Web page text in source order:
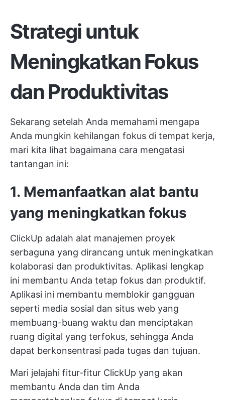
Strategi untuk
Meningkatkan Fokus
dan Produktivitas
Sekarang setelah Anda memahami mengapa
Anda mungkin kehilangan fokus di tempat kerja,
mari kita lihat bagaimana cara mengatasi
tantangan ini:
1. Memanfaatkan alat bantu
yang meningkatkan fokus
ClickUp adalah alat manajemen proyek
serbaguna yang dirancang untuk meningkatkan
kolaborasi dan produktivitas. Aplikasi lengkap
ini membantu Anda tetap fokus dan produktif.
Aplikasi ini membantu memblokir gangguan
seperti media sosial dan situs web yang
membuang-buang waktu dan menciptakan
ruang digital yang terfokus, sehingga Anda
dapat berkonsentrasi pada tugas dan tujuan.
Mari jelajahi fitur-fitur ClickUp yang akan
membantu Anda dan tim Anda